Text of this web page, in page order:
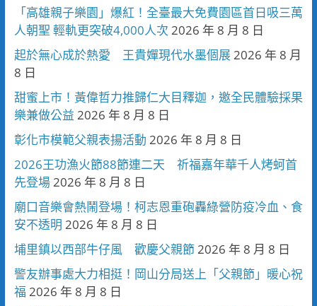
「高雄親子樂園」爆紅！全臺最大免費園區首日吸三萬
人朝聖 輕軌更突破4,000人次 2026 年 8 月 8 日
起於無心成於熱愛 王貴嬋現代水墨個展 2026 年 8 月
8 日
甜蜜上市！黃偉哲力推歸仁大目釋迦，邀全民體驗採果
樂兼做公益 2026 年 8 月 8 日
彰化市模範父親表揚活動 2026 年 8 月 8 日
2026王功漁火節88節連二天 祈福嘉年華千人烤蚵首
先登場 2026 年 8 月 8 日
廟口音樂會熱鬧登場！柯志恩重砲轟綠營防疫冷血、食
安不透明 2026 年 8 月 8 日
埔里鎮以西部牛仔風 歡慶父親節 2026 年 8 月 8 日
警友辦事處大力相挺！岡山分局送上「父親節」暖心祝
福 2026 年 8 月 8 日